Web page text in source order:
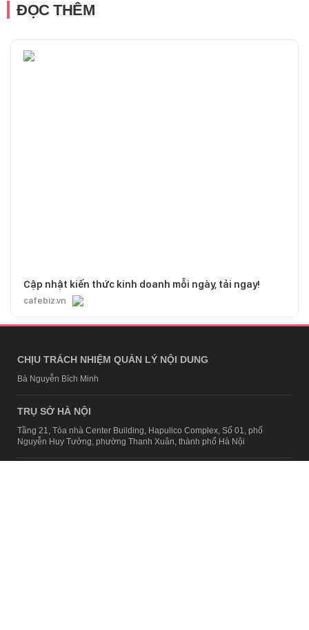
ĐỌC THÊM
Cập nhật kiến thức kinh doanh mỗi ngày, tải ngay!
cafebiz.vn
CHỊU TRÁCH NHIỆM QUẢN LÝ NỘI DUNG
Bà Nguyễn Bích Minh
TRỤ SỞ HÀ NỘI
Tầng 21, Tòa nhà Center Building, Hapulico Complex, Số 01, phố
Nguyễn Huy Tưởng, phường Thanh Xuân, thành phố Hà Nội